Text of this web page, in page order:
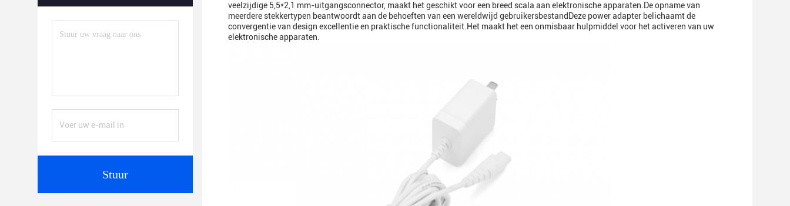
Stuur
veelzijdige 5,5*2,1 mm-uitgangsconnector, maakt het geschikt voor een breed scala aan elektronische apparaten.De opname van
meerdere stekkertypen beantwoordt aan de behoeften van een wereldwijd gebruikersbestandDeze power adapter belichaamt de
convergentie van design excellentie en praktische functionaliteit.Het maakt het een onmisbaar hulpmiddel voor het activeren van uw
elektronische apparaten.